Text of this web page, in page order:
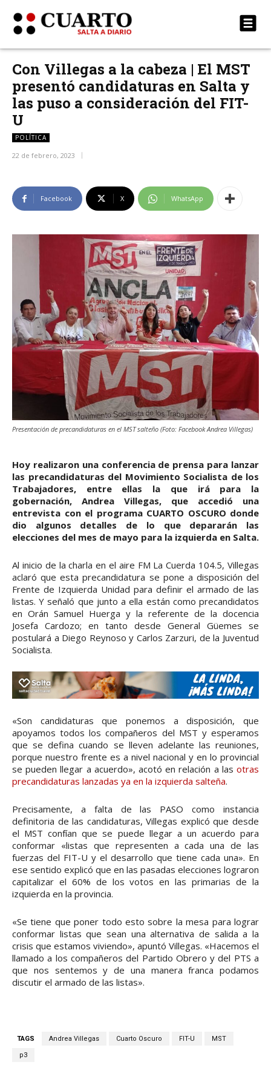
Con Villegas a la cabeza | El MST
presentó candidaturas en Salta y
las puso a consideración del FIT-
U
POLÍTICA
22 de febrero, 2023
Facebook X WhatsApp
Presentación de precandidaturas en el MST salteño (Foto: Facebook Andrea Villegas)
Hoy realizaron una conferencia de prensa para lanzar
las precandidaturas del Movimiento Socialista de los
Trabajadores, entre ellas la que irá para la
gobernación, Andrea Villegas, que accedió una
entrevista con el programa CUARTO OSCURO donde
dio algunos detalles de lo que depararán las
elecciones del mes de mayo para la izquierda en Salta.
Al inicio de la charla en el aire FM La Cuerda 104.5, Villegas
aclaró que esta precandidatura se pone a disposición del
Frente de Izquierda Unidad para definir el armado de las
listas. Y señaló que junto a ella están como precandidatos
en Orán Samuel Huerga y la referente de la docencia
Josefa Cardozo; en tanto desde General Güemes se
postulará a Diego Reynoso y Carlos Zarzuri, de la Juventud
Socialista.
«Son candidaturas que ponemos a disposición, que
apoyamos todos los compañeros del MST y esperamos
que se defina cuando se lleven adelante las reuniones,
porque nuestro frente es a nivel nacional y en lo provincial
se pueden llegar a acuerdo», acotó en relación a las otras
precandidaturas lanzadas ya en la izquierda salteña.
Precisamente, a falta de las PASO como instancia
definitoria de las candidaturas, Villegas explicó que desde
el MST confían que se puede llegar a un acuerdo para
conformar «listas que representen a cada una de las
fuerzas del FIT-U y el desarrollo que tiene cada una». En
ese sentido explicó que en las pasadas elecciones lograron
capitalizar el 60% de los votos en las primarias de la
izquierda en la provincia.
«Se tiene que poner todo esto sobre la mesa para lograr
conformar listas que sean una alternativa de salida a la
crisis que estamos viviendo», apuntó Villegas. «Hacemos el
llamado a los compañeros del Partido Obrero y del PTS a
que nos sentemos y de una manera franca podamos
discutir el armado de las listas».
TAGS Andrea Villegas Cuarto Oscuro FIT-U MST
p3